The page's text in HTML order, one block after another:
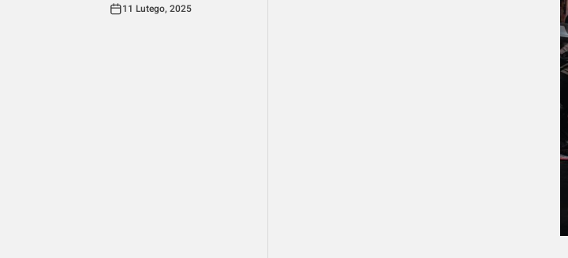
11 Lutego, 2025